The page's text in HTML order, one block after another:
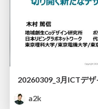
20260309_3月ICTデ
a2k